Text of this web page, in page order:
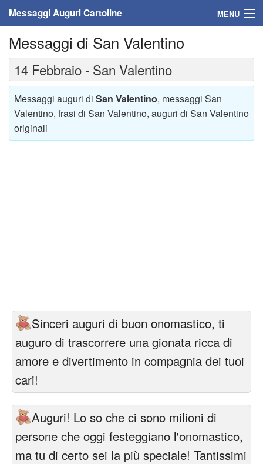
Messaggi Auguri Cartoline MENU
Home
Messaggi
Cartoline
Cartoline con nome
Cartoline animate
Accedi
Messaggi di San Valentino
14 Febbraio - San Valentino
Messaggi auguri di San Valentino, messaggi San
Valentino, frasi di San Valentino, auguri di San Valentino
originali
Sinceri auguri di buon onomastico, ti
auguro di trascorrere una gionata ricca di
amore e divertimento in compagnia dei tuoi
cari!
Auguri! Lo so che ci sono milioni di
persone che oggi festeggiano l'onomastico,
ma tu di certo sei la più speciale! Tantissimi